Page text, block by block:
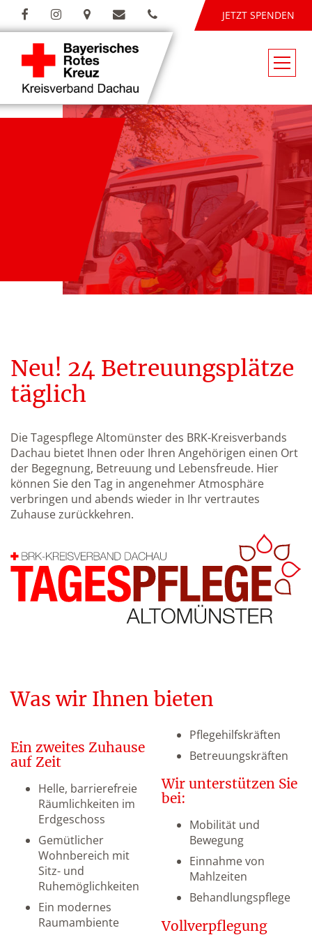
JETZT SPENDEN
Neu! 24 Betreuungsplätze
täglich
Die Tagespflege Altomünster des BRK-Kreisverbands
Dachau bietet Ihnen oder Ihren Angehörigen einen Ort
der Begegnung, Betreuung und Lebensfreude. Hier
können Sie den Tag in angenehmer Atmosphäre
verbringen und abends wieder in Ihr vertrautes
Zuhause zurückkehren.
Was wir Ihnen bieten
Ein zweites Zuhause
auf Zeit
Helle, barrierefreie
Räumlichkeiten im
Erdgeschoss
Gemütlicher
Wohnbereich mit
Sitz- und
Ruhemöglichkeiten
Ein modernes
Raumambiente
Pflegehilfskräften
Betreuungskräften
Wir unterstützen Sie
bei:
Mobilität und
Bewegung
Einnahme von
Mahlzeiten
Behandlungspflege
Vollverpflegung